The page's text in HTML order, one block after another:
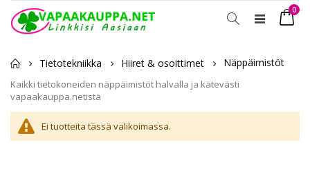
Toggle
0
Tietotekniikka Hiiret & osoittimet Näppäimistöt
Kaikki tietokoneiden näppäimistöt halvalla ja kätevästi
vapaakauppa.netistä
Ei tuotteita tässä valikoimassa.